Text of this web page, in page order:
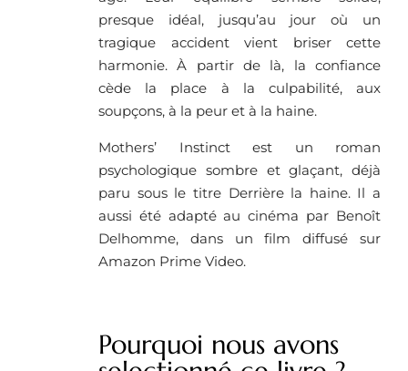
presque idéal, jusqu’au jour où un
tragique accident vient briser cette
harmonie. À partir de là, la confiance
cède la place à la culpabilité, aux
soupçons, à la peur et à la haine.
Mothers’ Instinct est un roman
psychologique sombre et glaçant, déjà
paru sous le titre Derrière la haine. Il a
aussi été adapté au cinéma par Benoît
Delhomme, dans un film diffusé sur
Amazon Prime Video.
Pourquoi nous avons